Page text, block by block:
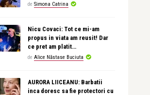
de Simona Catrina
Nicu Covaci: Tot ce mi-am
propus in viata am reusit! Dar
ce pret am platit…
de Alice Năstase Buciuta
AURORA LIICEANU: Barbatii
inca doresc sa fie protectori cu